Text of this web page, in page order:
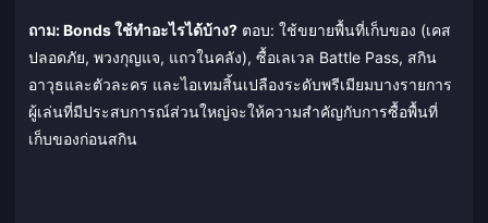
ถาม: Bonds ใช้ทำอะไรได้บ้าง? ตอบ: ใช้ขยายพื้นที่เก็บของ (เคส
ปลอดภัย, พวงกุญแจ, แถวในคลัง), ซื้อเลเวล Battle Pass, สกิน
อาวุธและตัวละคร และไอเทมสิ้นเปลืองระดับพรีเมียมบางรายการ
ผู้เล่นที่มีประสบการณ์ส่วนใหญ่จะให้ความสำคัญกับการซื้อพื้นที่
เก็บของก่อนสกิน